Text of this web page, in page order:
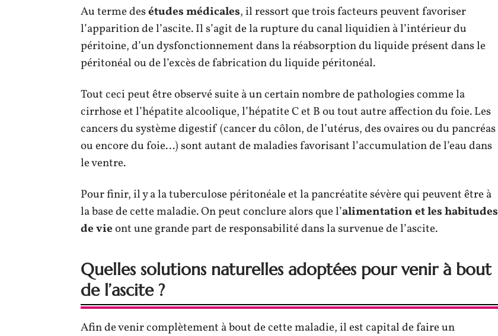
Au terme desétudes médicales, il ressort que trois facteurs peuvent favoriser
l’apparition de l’ascite. Il s’agit de la rupture du canal liquidien à l’intérieur du
péritoine, d’un dysfonctionnement dans la réabsorption du liquide présent dans le
péritonéal ou de l’excès de fabrication du liquide péritonéal.
Tout ceci peut être observé suite à un certain nombre de pathologies comme la
cirrhose et l’hépatite alcoolique, l’hépatite C et B ou tout autre affection du foie. Les
cancers du système digestif (cancer du côlon, de l’utérus, des ovaires ou du pancréas
ou encore du foie…) sont autant de maladies favorisant l’accumulation de l’eau dans
le ventre.
Pour finir, il y a la tuberculose péritonéale et la pancréatite sévère qui peuvent être à
la base de cette maladie. On peut conclure alors que l’alimentation et les habitudes
de vieont une grande part de responsabilité dans la survenue de l’ascite.
Quelles solutions naturelles adoptées pour venir à bout
de l’ascite ?
Afin de venir complètement à bout de cette maladie, il est capital de faire un